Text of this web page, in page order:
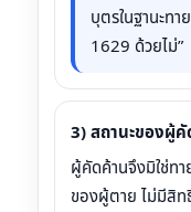
บุตรในฐานะท
1629 ด้วยไม่”
3) สถานะของผู้
ผู้คัดค้านจึงมิใช่ท
ของผู้ตาย ไม่มีสิ